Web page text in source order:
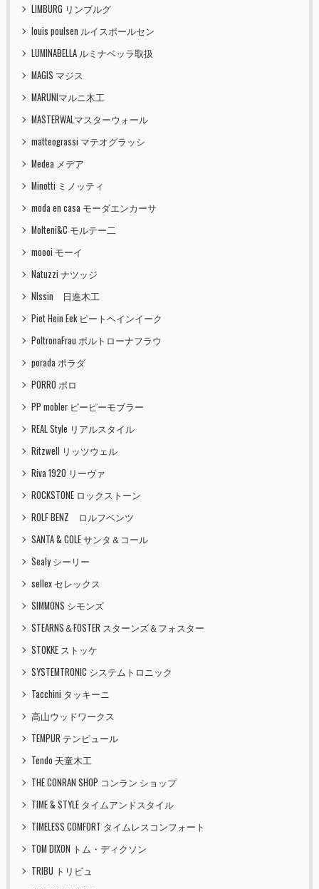
LIMBURG リンブルグ
louis poulsen ルイスポールセン
LUMINABELLA ルミナベッラ取扱
MAGIS マジス
MARUNIマルニ木工
MASTERWALマスターウォール
matteograssi マテオグラッシ
Medea メデア
Minotti ミノッティ
moda en casa モーダエンカーサ
Molteni&C モルテー二
moooi モーイ
Natuzzi ナツッジ
NIssin 日進木工
Piet Hein Eek ピートヘインイーク
PoltronaFrau ポルトローナフラウ
porada ポラダ
PORRO ポロ
PP mobler ピーピーモブラー
REAL Style リアルスタイル
Ritzwell リッツウェル
Riva 1920 リーヴァ
ROCKSTONE ロックストーン
ROLF BENZ ロルフベンツ
SANTA & COLE サンタ＆コール
Sealy シーリー
sellex セレックス
SIMMONS シモンズ
STEARNS＆FOSTER スターンズ＆フォスター
STOKKE ストッケ
SYSTEMTRONIC システムトロニック
Tacchini タッキーニ
高山ウッドワークス
TEMPUR テンピュール
Tendo 天童木工
THE CONRAN SHOP コンラン ショップ
TIME & STYLE タイムアンドスタイル
TIMELESS COMFORT タイムレスコンフォート
TOM DIXON トム・ディクソン
TRIBU トリビュ